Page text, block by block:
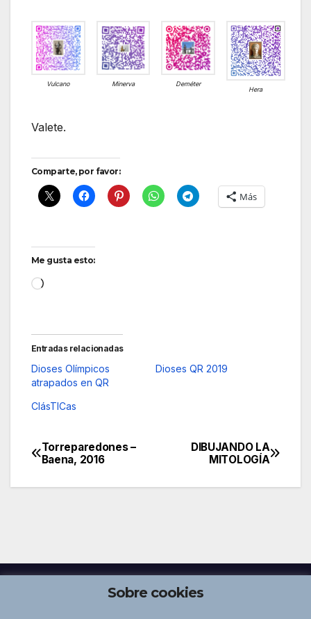
Vulcano Minerva Deméter
Hera
Valete.
Comparte, por favor:
Más
Me gusta esto:
Cargando...
Entradas relacionadas
Dioses Olímpicos
atrapados en QR
Dioses QR 2019
ClásTICas
Navegación
de
DIBUJANDO LA
MITOLOGÍA
Torreparedones –
Baena, 2016
Sobre cookies